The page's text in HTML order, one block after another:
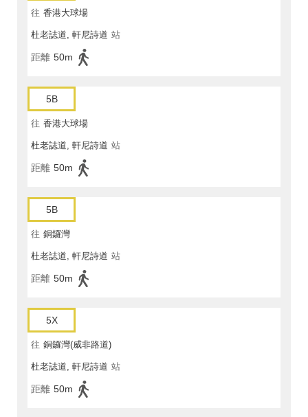
往 香港大球場
杜老誌道, 軒尼詩道 站
距離 50m
5B
往 香港大球場
杜老誌道, 軒尼詩道 站
距離 50m
5B
往 銅鑼灣
杜老誌道, 軒尼詩道 站
距離 50m
5X
往 銅鑼灣(威非路道)
杜老誌道, 軒尼詩道 站
距離 50m